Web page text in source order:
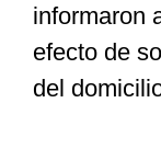
informaron
efecto de
del